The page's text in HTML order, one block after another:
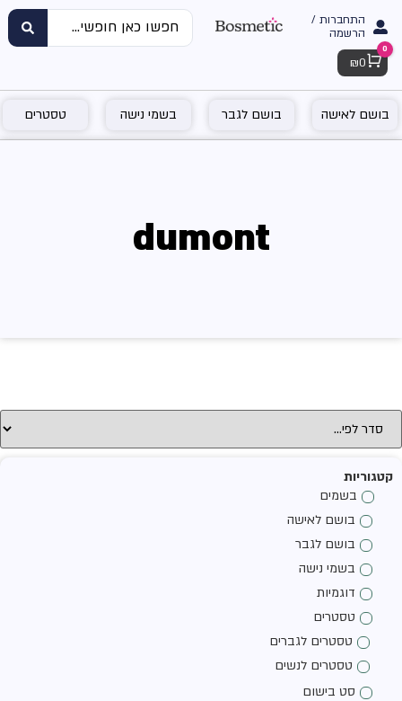
התחברות /
הרשמה
Cart
0
₪ 0
בושם לאישה בושם לגבר בשמי נישה טסטרים
dumont
קטגוריות
בשמים
בושם לאישה
בושם לגבר
בשמי נישה
דוגמיות
טסטרים
טסטרים לגברים
טסטרים לנשים
סט בישום